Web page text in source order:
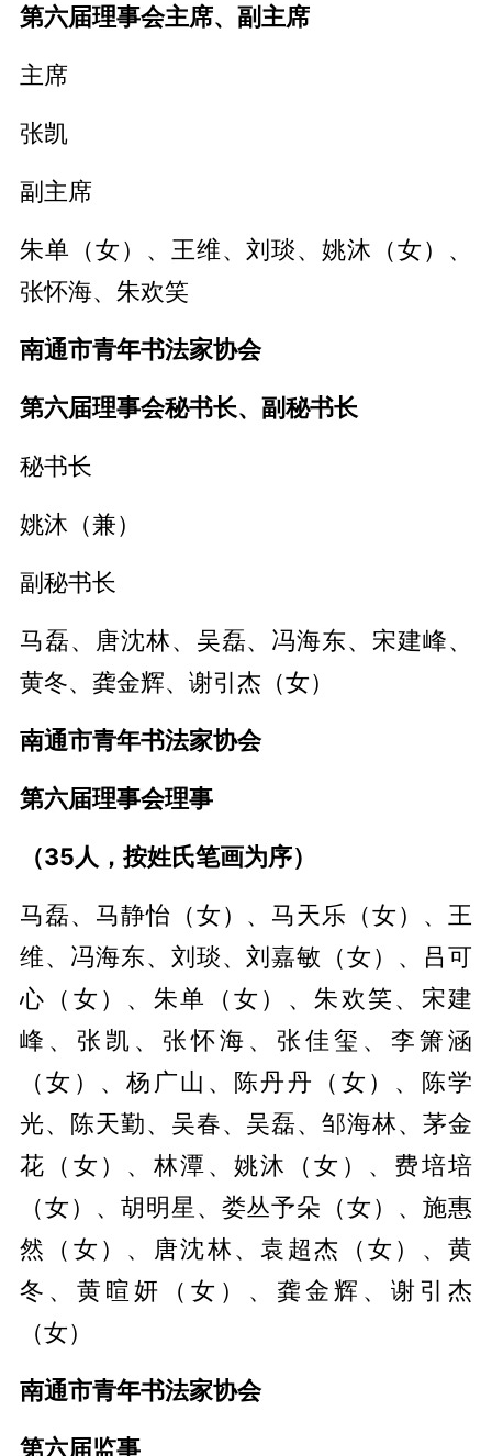
第六届理事会主席、副主席
主席
张凯
副主席
朱单（女）、王维、刘琰、姚沐（女）、
张怀海、朱欢笑
南通市青年书法家协会
第六届理事会秘书长、副秘书长
秘书长
姚沐（兼）
副秘书长
马磊、唐沈林、吴磊、冯海东、宋建峰、
黄冬、龚金辉、谢引杰（女）
南通市青年书法家协会
第六届理事会理事
（35人，按姓氏笔画为序）
马磊、马静怡（女）、马天乐（女）、王
维、冯海东、刘琰、刘嘉敏（女）、吕可
心（女）、朱单（女）、朱欢笑、宋建
峰、张凯、张怀海、张佳玺、李箫涵
（女）、杨广山、陈丹丹（女）、陈学
光、陈天勤、吴春、吴磊、邹海林、茅金
花（女）、林潭、姚沐（女）、费培培
（女）、胡明星、娄丛予朵（女）、施惠
然（女）、唐沈林、袁超杰（女）、黄
冬、黄暄妍（女）、龚金辉、谢引杰
（女）
南通市青年书法家协会
第六届监事